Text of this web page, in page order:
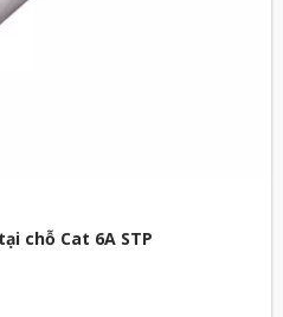
chỗ Cat 6A STP